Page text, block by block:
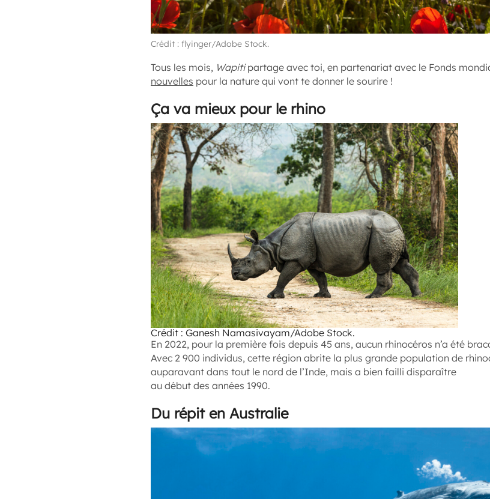
Crédit : flyinger/Adobe Stock.
Tous les mois, Wapitipartage avec toi, en partenariat avec le Fonds
nouvelles pour la nature qui vont te donner le sourire !
Ça va mieux pour le rhino
Crédit : Ganesh Namasivayam/Adobe Stock.
En 2022, pour la première fois depuis 45 ans, aucun rhinocéros n’a été
Avec 2 900 individus, cette région abrite la plus grande population de
auparavant dans tout le nord de l’Inde, mais a bien failli disparaître
au début des années 1990.
Du répit en Australie